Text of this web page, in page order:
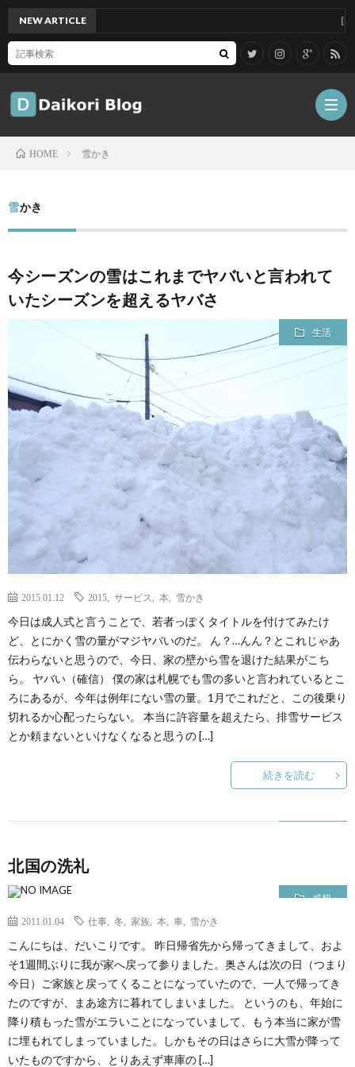
記
Tips
ジ
ェ
ト
グ
ル旅
行・
散
の
NEW ARTICLE
HOME 雪かき
雪かき
今シーズンの雪はこれまでヤバいと言われて
いたシーズンを超えるヤバさ
生活
2015.01.12 2015 サービス 本 雪かき
今日は成人式と言うことで、若者っぽくタイトルを付けてみたけ
ど、とにかく雪の量がマジヤバいのだ。 ん？…んん？とこれじゃあ
伝わらないと思うので、今日、家の壁から雪を退けた結果がこち
ら。 ヤバい（確信） 僕の家は札幌でも雪の多いと言われているとこ
ろにあるが、今年は例年にない雪の量。1月でこれだと、この後乗り
切れるか心配ったらない。 本当に許容量を超えたら、排雪サービス
とか頼まないといけなくなると思うの […]
続きを読む
北国の洗礼
感想
2011.01.04 仕事 冬 家族 本 車 雪かき
こんにちは、だいこりです。 昨日帰省先から帰ってきまして、およ
そ1週間ぶりに我が家へ戻って参りました。奥さんは次の日（つまり
今日）ご家族と戻ってくることになっていたので、一人で帰ってき
たのですが、まあ途方に暮れてしまいました。 というのも、年始に
降り積もった雪がエラいことになっていまして、もう本当に家が雪
に埋もれてしまっていました。しかもその日はさらに大雪が降って
いたものですから、とりあえず車庫の […]